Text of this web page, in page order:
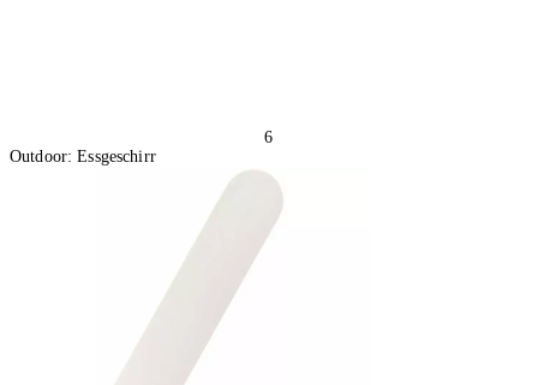
6
Outdoor: Essgeschirr